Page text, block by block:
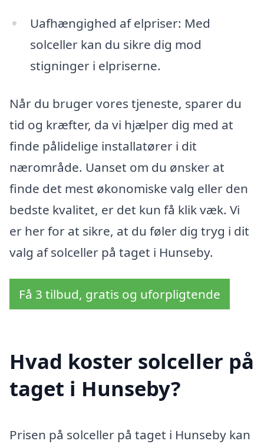
Uafhængighed af elpriser: Med
solceller kan du sikre dig mod
stigninger i elpriserne.
Når du bruger vores tjeneste, sparer du
tid og kræfter, da vi hjælper dig med at
finde pålidelige installatører i dit
nærområde. Uanset om du ønsker at
finde det mest økonomiske valg eller den
bedste kvalitet, er det kun få klik væk. Vi
er her for at sikre, at du føler dig tryg i dit
valg af solceller på taget i Hunseby.
Få 3 tilbud, gratis og uforpligtende
Hvad koster solceller på
taget i Hunseby?
Prisen på solceller på taget i Hunseby kan